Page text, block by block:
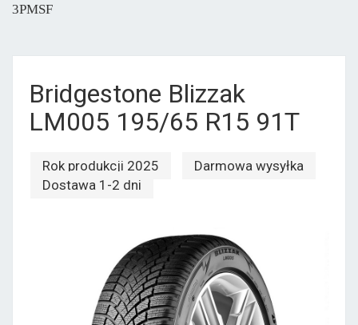
3PMSF
Bridgestone Blizzak
LM005 195/65 R15 91T
Rok produkcji 2025
Darmowa wysyłka
Dostawa 1-2 dni